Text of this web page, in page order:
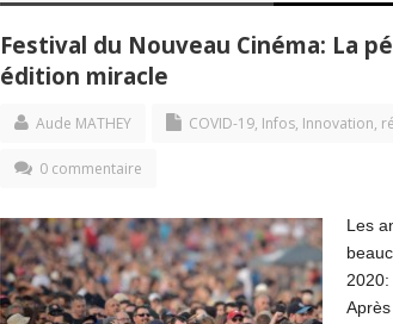
Festival du Nouveau Cinéma: La
édition miracle
Aude MATHEY COVID-19, Infos, Innovation,
0 commentaire
Les
2020: